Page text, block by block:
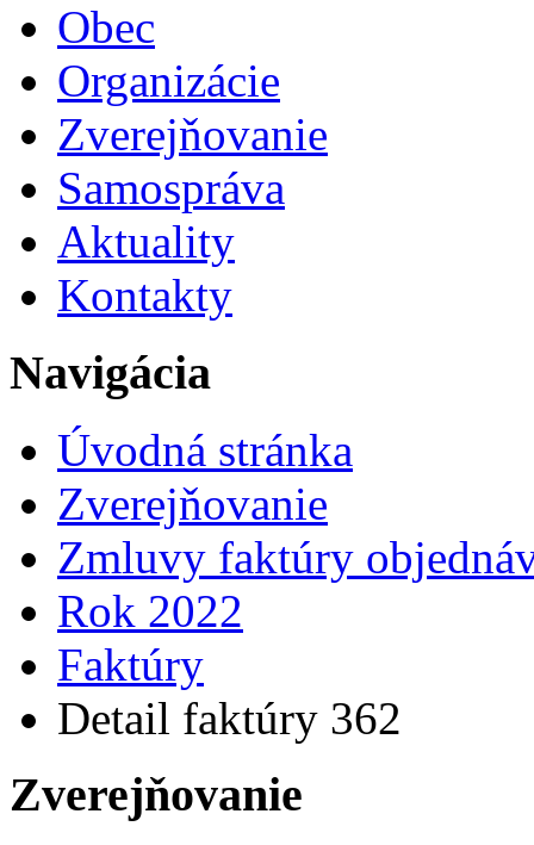
Obec
Organizácie
Zverejňovanie
Samospráva
Aktuality
Kontakty
Navigácia
Úvodná stránka
Zverejňovanie
Zmluvy faktúry
Rok 2022
Faktúry
Detail faktúry 362
Zverejňovanie